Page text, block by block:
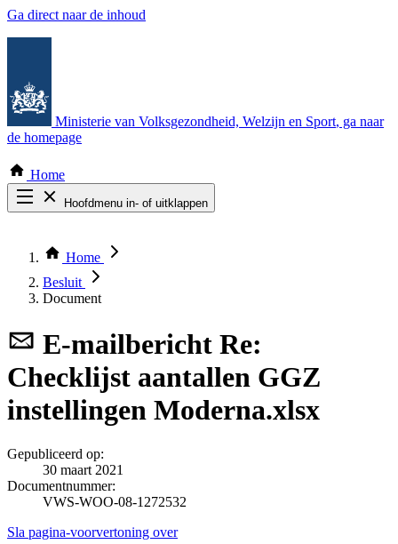
Ga direct naar de inhoud
Ministerie van Volksgezondheid, Welzijn en Sport, ga naar
de homepage
Home
Hoofdmenu in- of uitklappen
Thema COVID-19
Bekijk per bestuursorgaan
Home
Besluit
Document
E-mailbericht Re:
Checklijst aantallen GGZ
instellingen Moderna.xlsx
Gepubliceerd op:
30 maart 2021
Documentnummer:
VWS-WOO-08-1272532
Sla pagina-voorvertoning over